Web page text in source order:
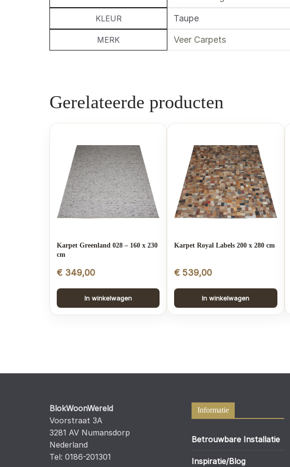
KLEUR Taupe
MERK Veer Carpets
Gerelateerde producten
Karpet Greenland 028 – 160 x 230
cm
€ 349,00
In winkelwagen
Karpet Royal Labels 200 x 280 cm
€ 539,00
In winkelwagen
BlokWoonWereld
Voorstraat 3A
3281 AV Numansdorp
Nederland
Tel: 0186-201301
Informatie
Betrouwbare Installatie
Inspiratie/Blog